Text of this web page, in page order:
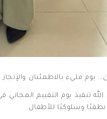
يوم مليء بالاطمئنان والإنجاز
تنفيذ يوم التقييم المجاني
نطقيًا وسلوكيًا للأطفال.